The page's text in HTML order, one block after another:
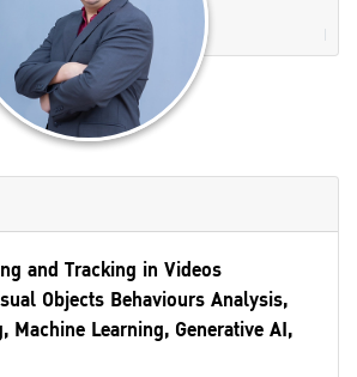
and Tracking in Videos
Objects Behaviours Analysis,
Machine Learning, Generative AI,